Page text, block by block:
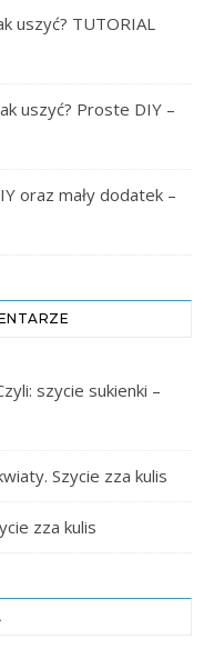
uszyć? TUTORIAL
uszyć? Proste DIY –
oraz mały dodatek –
szycie sukienki –
Szycie zza kulis
zza kulis